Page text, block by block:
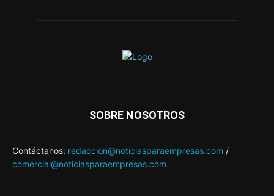
SOBRE NOSOTROS
Contáctanos: redaccion@noticiasparaempresas.com /
comercial@noticiasparaempresas.com